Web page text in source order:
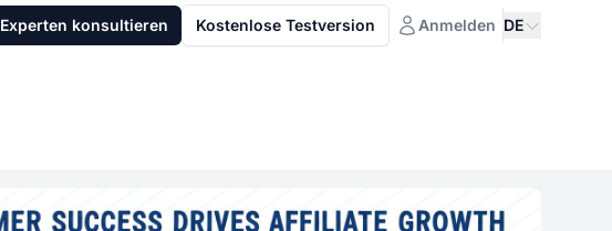
Experten konsultieren Kostenlose Testversion Anmelden DE